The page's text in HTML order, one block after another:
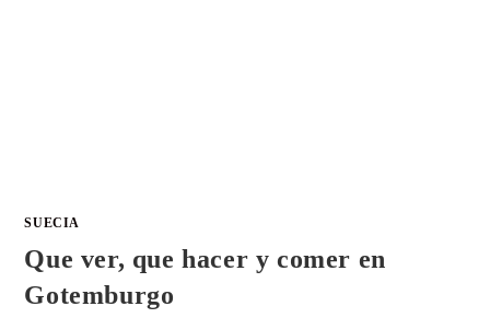
SUECIA
Que ver, que hacer y comer en
Gotemburgo